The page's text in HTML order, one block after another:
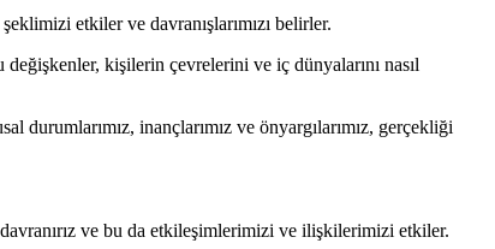
etkiler ve davranışlarımızı belirler.
kişilerin çevrelerini ve iç dünyalarını nasıl
durumlarımız, inançlarımız ve önyargılarımız, gerçekliği
davranırız ve bu da etkileşimlerimizi ve ilişkilerimizi etkiler.